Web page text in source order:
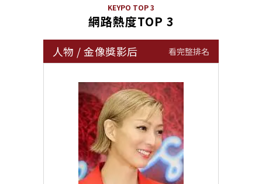
KEYPO TOP 3
網路熱度TOP 3
人物 /金像獎影后 看完整排名